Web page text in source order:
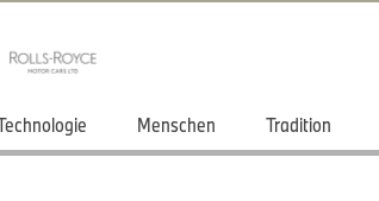
Menschen Tradition